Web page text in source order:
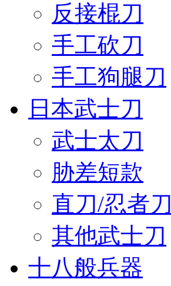
反接棍刀
手工砍刀
手工狗腿刀
日本武士刀
武士太刀
胁差短款
直刀/忍者刀
其他武士刀
十八般兵器